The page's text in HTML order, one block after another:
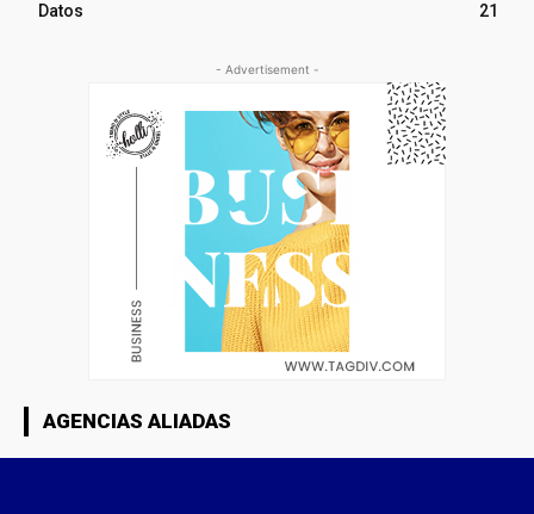
Datos
21
- Advertisement -
AGENCIAS ALIADAS